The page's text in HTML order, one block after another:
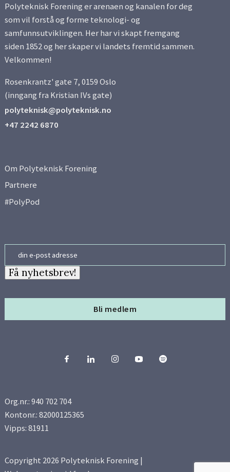
Polyteknisk Forening er arenaen og kanalen for deg
som vil forstå og forme teknologi- og
samfunnsutviklingen. Her har vi skapt fremgang
siden 1852 og her skaper vi landets fremtid sammen.
Velkommen!
Rosenkrantz' gate 7, 0159 Oslo
(inngang fra Kristian IVs gate)
polyteknisk@polyteknisk.no
+47 2242 6870
Om Polyteknisk Forening
Partnere
#PolyPod
Bli medlem
Få nyhetsbrev!
Org.nr.: 940 702 704
Kontonr.: 82000125365
Vipps: 81911
Copyright 2026 Polyteknisk Forening |